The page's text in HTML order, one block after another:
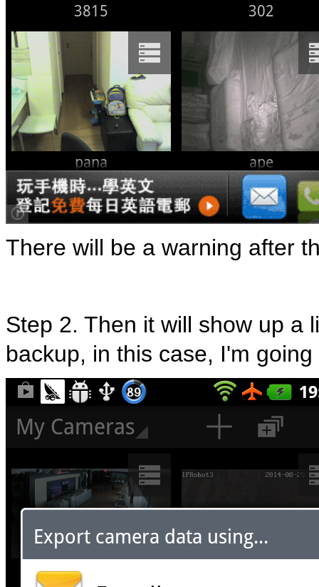
There will be a warning after
Step 2. Then it will show up a
backup, in this case, I'm